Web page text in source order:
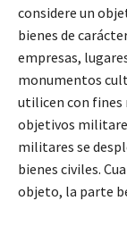
considere un
bienes de
empresas,
monumentos
utilicen con fines
objetivos
militares se
bienes civiles.
objeto, la parte